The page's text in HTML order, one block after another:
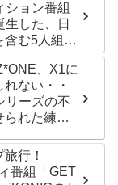
ション番組
生した、日
含む5人組ガ
ュー曲
りの大ヒッ
、X1に
ない・・
リーズの不
られた練習
行！
番組「GET